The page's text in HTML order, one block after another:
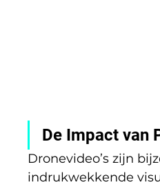
De Impact van
Dronevideo’s zijn
indrukwekkende